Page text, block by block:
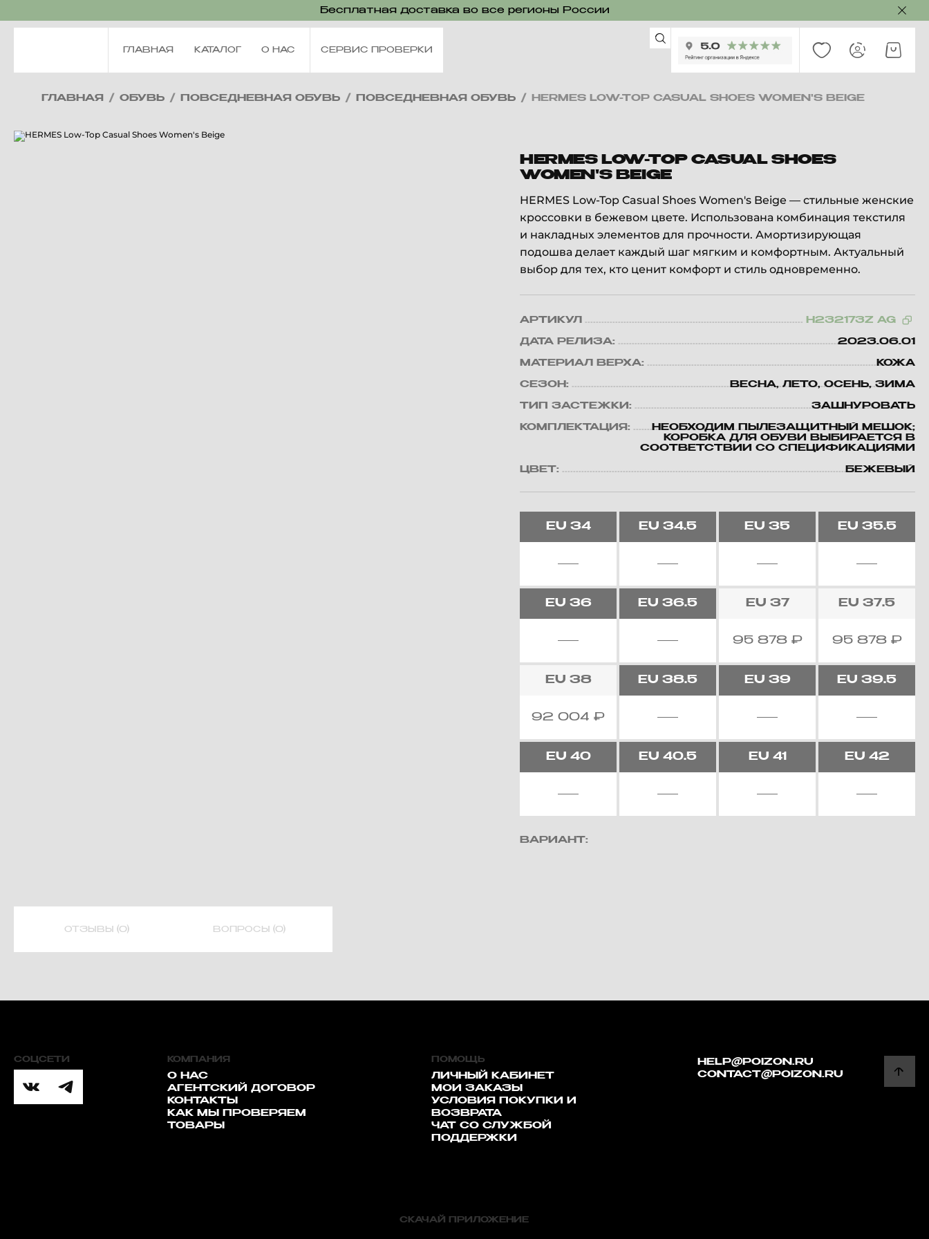
Бесплатная доставка во все регионы России
ГЛАВНАЯ КАТАЛОГ О НАС СЕРВИС ПРОВЕРКИ
ГЛАВНАЯ / ОБУВЬ / ПОВСЕДНЕВНАЯ ОБУВЬ / ПОВСЕДНЕВНАЯ ОБУВЬ / HERMES LOW-TOP CASUAL SHOES WOMEN'S BEIGE
HERMES LOW-TOP CASUAL SHOES
WOMEN'S BEIGE
HERMES Low-Top Casual Shoes Women's Beige — стильные женские
кроссовки в бежевом цвете. Использована комбинация текстиля
и накладных элементов для прочности. Амортизирующая
подошва делает каждый шаг мягким и комфортным. Актуальный
выбор для тех, кто ценит комфорт и стиль одновременно.
АРТИКУЛ H232173Z AG
ДАТА РЕЛИЗА: 2023.06.01
МАТЕРИАЛ ВЕРХА: КОЖА
СЕЗОН: ВЕСНА, ЛЕТО, ОСЕНЬ, ЗИМА
ТИП ЗАСТЕЖКИ: ЗАШНУРОВАТЬ
КОМПЛЕКТАЦИЯ:
НЕОБХОДИМ ПЫЛЕЗАЩИТНЫЙ МЕШОК;
КОРОБКА ДЛЯ ОБУВИ ВЫБИРАЕТСЯ В
СООТВЕТСТВИИ СО СПЕЦИФИКАЦИЯМИ
ЦВЕТ: БЕЖЕВЫЙ
EU 34 EU 34.5 EU 35 EU 35.5
EU 36 EU 36.5 EU 37
95 878 ₽
EU 37.5
95 878 ₽
EU 38
92 004₽
EU 38.5 EU 39 EU 39.5
EU 40 EU 40.5 EU 41 EU 42
ВАРИАНТ:
ОТЗЫВЫ (0) ВОПРОСЫ (0)
СОЦСЕТИ КОМПАНИЯ
О НАС
АГЕНТСКИЙ ДОГОВОР
КОНТАКТЫ
КАК МЫ ПРОВЕРЯЕМ
ТОВАРЫ
HELP@POIZON.RU
CONTACT@POIZON.RU
ПОМОЩЬ
ЛИЧНЫЙ КАБИНЕТ
МОИ ЗАКАЗЫ
УСЛОВИЯ ПОКУПКИ И
ВОЗВРАТА
ЧАТ СО СЛУЖБОЙ
ПОДДЕРЖКИ
СКАЧАЙ ПРИЛОЖЕНИЕ